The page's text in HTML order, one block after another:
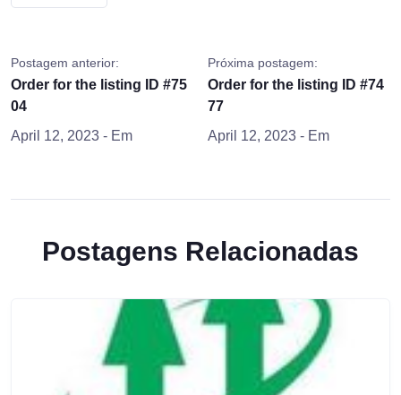
Postagem anterior:
Order for the listing ID #75
04
April 12, 2023 - Em
Próxima postagem:
Order for the listing ID #74
77
April 12, 2023 - Em
Postagens Relacionadas